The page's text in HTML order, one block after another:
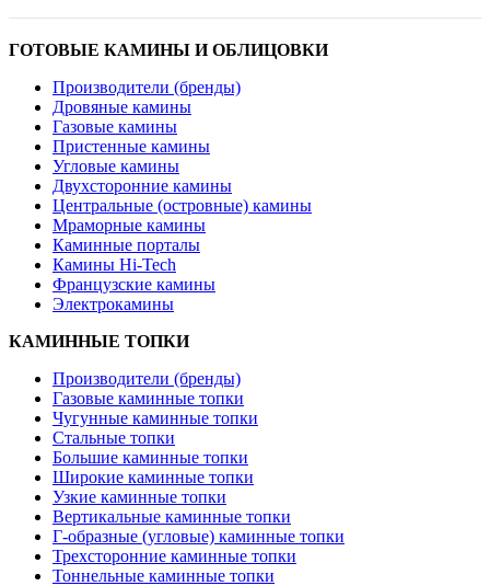
ГОТОВЫЕ КАМИНЫ И ОБЛИЦОВКИ
Производители (бренды)
Дровяные камины
Газовые камины
Пристенные камины
Угловые камины
Двухсторонние камины
Центральные (островные) камины
Мраморные камины
Каминные порталы
Камины Hi-Tech
Французские камины
Электрокамины
КАМИННЫЕ ТОПКИ
Производители (бренды)
Газовые каминные топки
Чугунные каминные топки
Стальные топки
Большие каминные топки
Широкие каминные топки
Узкие каминные топки
Вертикальные каминные топки
Г-образные (угловые) каминные топки
Трехсторонние каминные топки
Тоннельные каминные топки